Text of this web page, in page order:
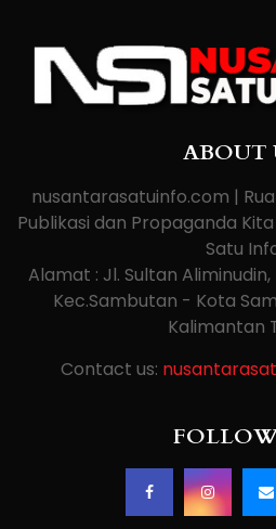
ABOUT
nusantarasatuinfo.com |
Publikasi dan Propaganda
Satu
Alamat : Jl. Sultan
Kec.Sambutan - Kota
Kalimantan
Contact us: